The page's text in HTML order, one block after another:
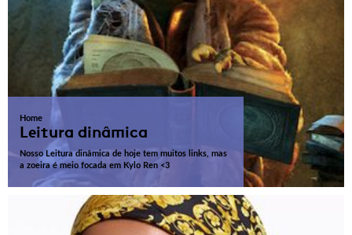
Home
Leitura dinâmica
Nosso Leitura dinâmica de hoje tem muitos links, mas
a zoeira é meio focada em Kylo Ren <3